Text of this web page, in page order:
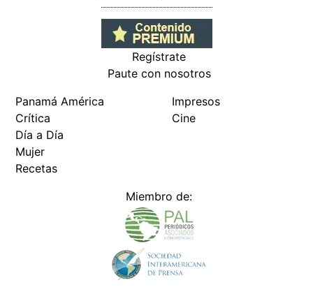
Regístrate
Paute con nosotros
Panamá América
Crítica
Día a Día
Mujer
Recetas
Impresos
Cine
Miembro de: